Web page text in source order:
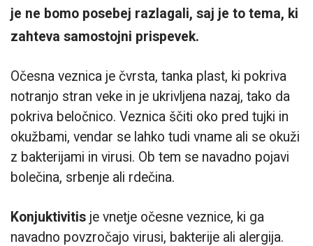
je ne bomo posebej razlagali, saj je to tema, ki
zahteva samostojni prispevek.
Očesna veznica je čvrsta, tanka plast, ki pokriva
notranjo stran veke in je ukrivljena nazaj, tako da
pokriva beločnico. Veznica ščiti oko pred tujki in
okužbami, vendar se lahko tudi vname ali se okuži
z bakterijami in virusi. Ob tem se navadno pojavi
bolečina, srbenje ali rdečina.
Konjuktivitis je vnetje očesne veznice, ki ga
navadno povzročajo virusi, bakterije ali alergija.